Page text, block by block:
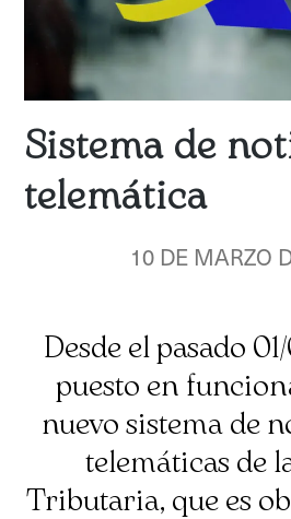
Sistema de
telemática
10 DE MARZO
Desde el pasado
puesto en
nuevo sistema de
telemáticas de
Tributaria, que es